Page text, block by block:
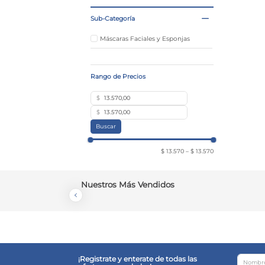
Sub-Categoría
Máscaras Faciales y Esponjas
$
$
Buscar
$ 13.570 – $ 13.570
Nuestros Más Vendidos
¡Registrate y enterate de todas las